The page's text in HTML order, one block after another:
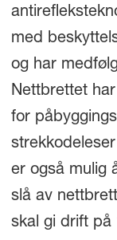
med
og har
Nettbrettet
for
er også mulig
slå av
skal gi drift på